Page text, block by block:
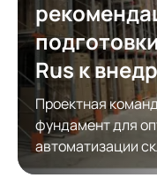
Rus к
Проектная
фундамент для
автоматизации
Rus